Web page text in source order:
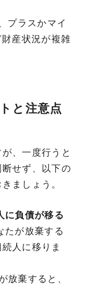
プラスかマイ
産状況が複雑
と注意点
、一度行うと
せず、以下の
ましょう。
に負債が移る
たが放棄する
人に移りま
放棄すると、